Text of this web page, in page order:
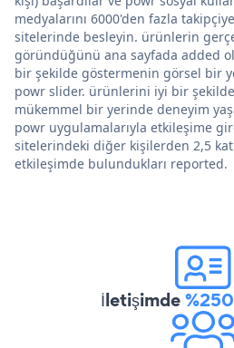
medyalarını 6000'den fazla
sitelerinde besleyin. ürünlerin
göründüğünü ana sayfada added
bir şekilde göstermenin görsel bir
powr slider. ürünlerini iyi bir
mükemmel bir yerinde deneyim
powr uygulamalarıyla etkileşime
sitelerindeki diğer kişilerden 2,5
etkileşimde bulundukları reported.
İletişimde